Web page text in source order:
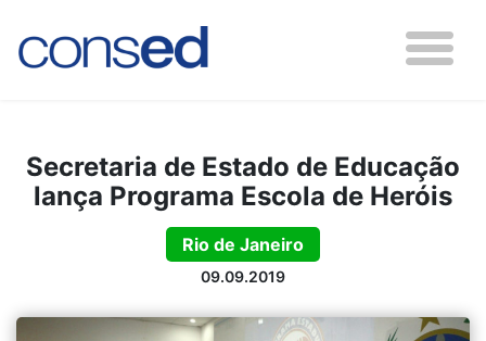
Secretaria de Estado de Educação
lança Programa Escola de Heróis
Rio de Janeiro
09.09.2019